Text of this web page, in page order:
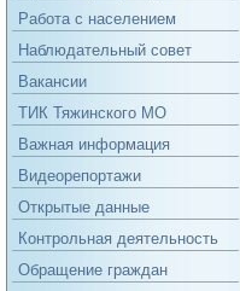
Работа с населением
Наблюдательный совет
Вакансии
ТИК Тяжинского МО
Важная информация
Видеорепортажи
Открытые данные
Контрольная деятельность
Обращение граждан